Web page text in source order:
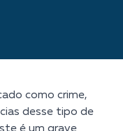
como crime,
desse tipo de
é um grave